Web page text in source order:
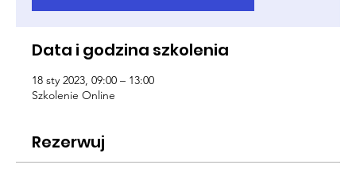
Data i godzina szkolenia
18 sty 2023, 09:00 – 13:00
Szkolenie Online
Rezerwuj